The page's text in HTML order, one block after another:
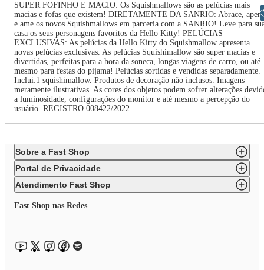
SUPER FOFINHO E MACIO: Os Squishmallows são as pelúcias mais
macias e fofas que existem! DIRETAMENTE DA SANRIO: Abrace,
e ame os novos Squishmallows em parceria com a SANRIO! Leve para
casa os seus personagens favoritos da Hello Kitty! PELÚCIAS
EXCLUSIVAS: As pelúcias da Hello Kitty do Squishmallow apresenta
novas pelúcias exclusivas. As pelúcias Squishimallow são super macias e
divertidas, perfeitas para a hora da soneca, longas viagens de carro, ou até
mesmo para festas do pijama! Pelúcias sortidas e vendidas separadamente.
Inclui:1 squishimallow. Produtos de decoração não inclusos. Imagens
meramente ilustrativas. As cores dos objetos podem sofrer alterações
a luminosidade, configurações do monitor e até mesmo a percepção do
usuário. REGISTRO 008422/2022
Sobre a Fast Shop
Portal de Privacidade
Atendimento Fast Shop
Fast Shop nas Redes
Libras